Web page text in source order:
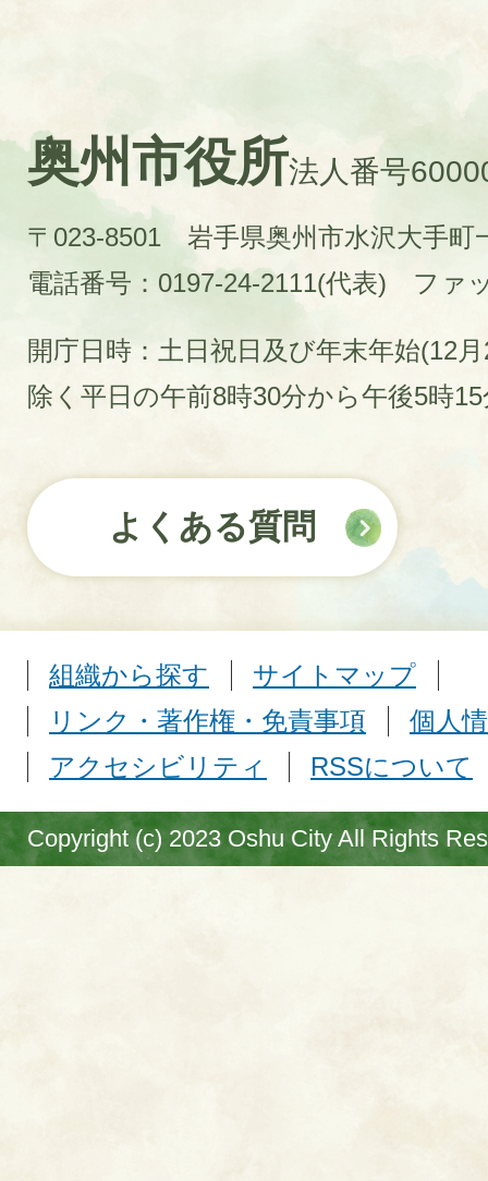
奥州市役所法人番号
〒023-8501 岩手県奥州市水沢大手町
電話番号：0197-24-2111(代表)
ファ
開庁日時：土日祝日及び年末年始(12
除く平日の午前8時30分から午後5時
よくある質問
組織から探す
サイトマップ
リンク・著作権・免責事項
個人
アクセシビリティ
RSSについて
Copyright (c) 2023 Oshu City All Rights